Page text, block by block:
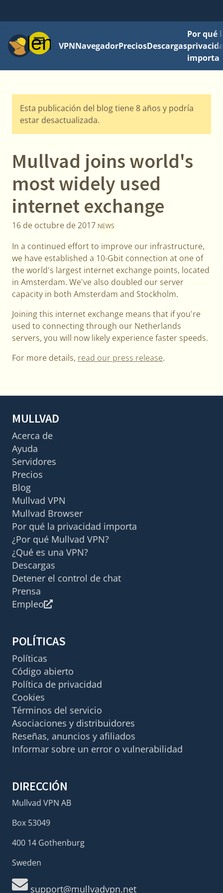
MenúVPNNavegadorPreciosDescargas
Por qué
importa
Esta publicación del blog tiene 8 años y podría
estar desactualizada.
Mullvad joins world's
most widely used
internet exchange
16 de octubre de 2017 NEWS
In a continued effort to improve our infrastructure,
we have established a 10-Gbit connection at one of
the world's largest internet exchange points, located
in Amsterdam. We've also doubled our server
capacity in both Amsterdam and Stockholm.
Joining this internet exchange means that if you're
used to connecting through our Netherlands
servers, you will now likely experience faster speeds.
For more details, read our press release.
MULLVAD
Acerca de
Ayuda
Servidores
Precios
Blog
Mullvad VPN
Mullvad Browser
Por qué la privacidad importa
¿Por qué Mullvad VPN?
¿Qué es una VPN?
Descargas
Detener el control de chat
Prensa
Empleo
POLÍTICAS
Políticas
Código abierto
Política de privacidad
Cookies
Términos del servicio
Asociaciones y distribuidores
Reseñas, anuncios y afiliados
Informar sobre un error o vulnerabilidad
DIRECCIÓN
Mullvad VPN AB
Box 53049
400 14 Gothenburg
Sweden
support@mullvadvpn.net